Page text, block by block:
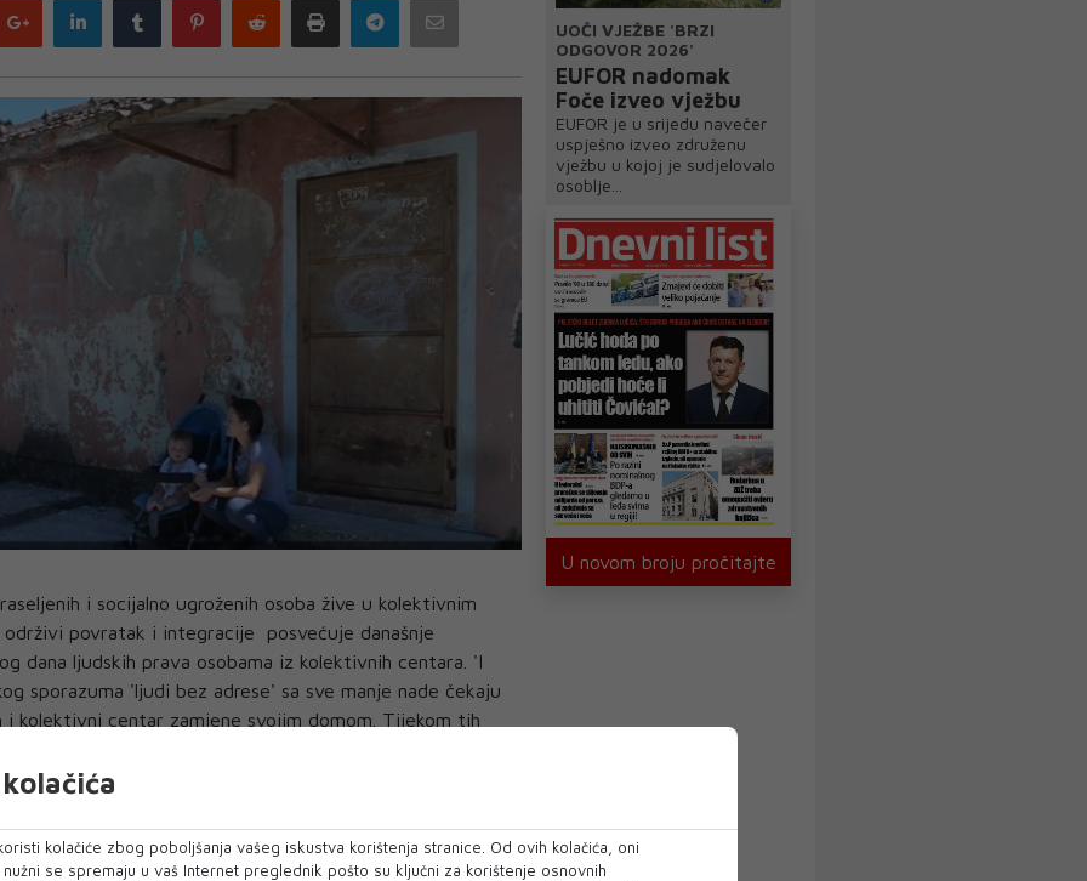
Google
plus
LinkedIn Tumblr PinterestReddit Print Telegram
i socijalno ugroženih osoba žive u kolektivnim
povratak i integracije posvećuje današnje
dana ljudskih prava osobama iz kolektivnih centara. 'I
sporazuma 'ljudi bez adrese' sa sve manje nade čekaju
i kolektivni centar zamjene svojim domom. Tijekom tih
su odrasli oni koje su majke vodeći ih za ruku
i postali su roditelji čija djeca odrastaju u uvjetima
obuhvata tri generacije. Tako u kolektivnim
sa svojom djecom i unucima. Većina su starije i
raseljeni s minimalnim ili nikakvim primanjima',
UOČI VJEŽBE 'BRZI
ODGOVOR 2026'
EUFOR nadomak
Foče izveo vježbu
EUFOR je u srijedu navečer
uspješno izveo združenu
vježbu u kojoj je sudjelovalo
osoblje...
U novom broju pročitajte
kolačiće zbog poboljšanja vašeg iskustva korištenja stranice. Od ovih kolačića, oni
se spremaju u vaš Internet preglednik pošto su ključni za korištenje osnovnih